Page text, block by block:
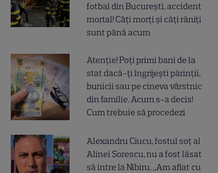
fotbal din București, accident
mortal! Câți morți și câți răniți
sunt până acum
Atenție! Poți primi bani de la
stat dacă-ți îngrijești părinții,
bunicii sau pe cineva vârstnic
din familie. Acum s-a decis!
Cum trebuie să procedezi
Alexandru Ciucu, fostul soț al
Alinei Sorescu, nu a fost lăsat
să intre la Nibiru. „Am aflat cu